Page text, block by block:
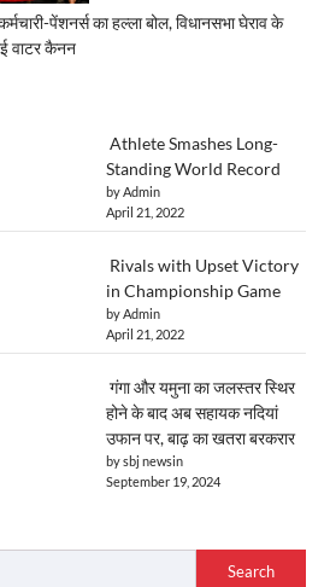
पेंशनर्स का हल्ला बोल, विधानसभा घेराव के
वाटर कैनन
Athlete Smashes Long-
Standing World Record
by Admin
April 21, 2022
Rivals with Upset Victory
in Championship Game
by Admin
April 21, 2022
गंगा और यमुना का जलस्तर स्थिर
होने के बाद अब सहायक नदियां
उफान पर, बाढ़ का खतरा बरकरार
by sbj newsin
September 19, 2024
Search